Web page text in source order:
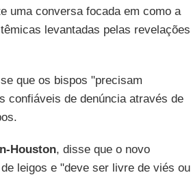
uma conversa focada em como a
levantadas pelas revelações
que os bispos "precisam
confiáveis de denúncia através de
Houston, disse que o novo
leigos e "deve ser livre de viés ou